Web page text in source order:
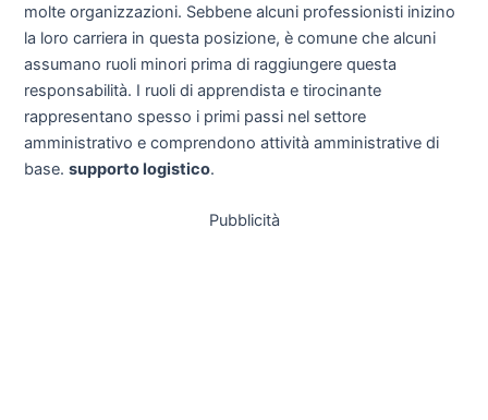
molte organizzazioni. Sebbene alcuni professionisti inizino
la loro carriera in questa posizione, è comune che alcuni
assumano ruoli minori prima di raggiungere questa
responsabilità. I ruoli di apprendista e tirocinante
rappresentano spesso i primi passi nel settore
amministrativo e comprendono attività amministrative di
base.supporto logistico.
Pubblicità